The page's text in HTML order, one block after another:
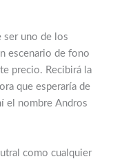
ser uno de los
escenario de fono
precio. Recibirá la
que esperaría de
el nombre Andros
como cualquier